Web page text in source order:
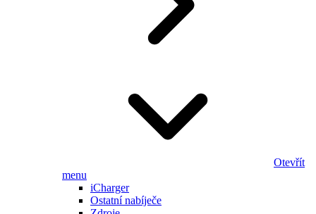
Otevřít
menu
iCharger
Ostatní nabíječe